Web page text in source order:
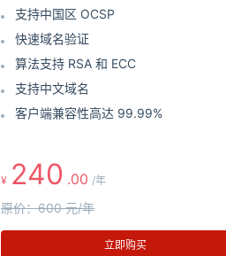
支持中国区 OCSP
快速域名验证
算法支持 RSA 和 ECC
支持中文域名
客户端兼容性高达 99.99%
¥ 240 .00 /年
原价：600 元/年
立即购买